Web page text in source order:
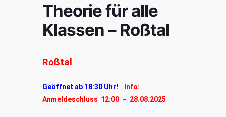
Theorie für alle
Klassen – Roßtal
Roßtal
Geöffnet ab 18:30 Uhr!
Info:
Anmeldeschluss 12:00 – 28.08.2025